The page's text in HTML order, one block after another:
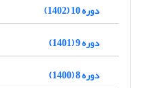
دوره 10 (1402)
دوره 9 (1401)
دوره 8 (1400)